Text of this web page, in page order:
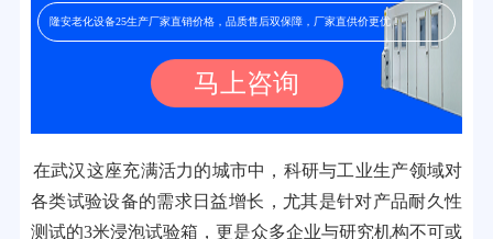
隆安老化设备25生产厂家直销价格，品质售后双保障，厂家直供价更优！
马上咨询
在武汉这座充满活力的城市中，科研与工业生产领域对
各类试验设备的需求日益增长，尤其是针对产品耐久性
测试的3米浸泡试验箱，更是众多企业与研究机构不可或